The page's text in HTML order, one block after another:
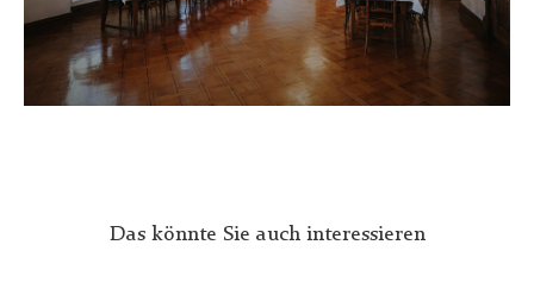
Das könnte Sie auch interessieren